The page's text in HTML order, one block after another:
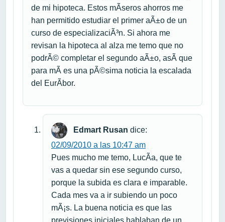
de mi hipoteca. Estos mÃ­seros ahorros me
han permitido estudiar el primer aÃ±o de un
curso de especializaciÃ³n. Si ahora me
revisan la hipoteca al alza me temo que no
podrÃ© completar el segundo aÃ±o, asÃ­ que
para mÃ­ es una pÃ©sima noticia la escalada
del EurÃ­bor.
Edmart Rusan dice:
02/09/2010 a las 10:47 am
Pues mucho me temo, LucÃ­a, que te
vas a quedar sin ese segundo curso,
porque la subida es clara e imparable.
Cada mes va a ir subiendo un poco
mÃ¡s. La buena noticia es que las
previsiones iniciales hablaban de un